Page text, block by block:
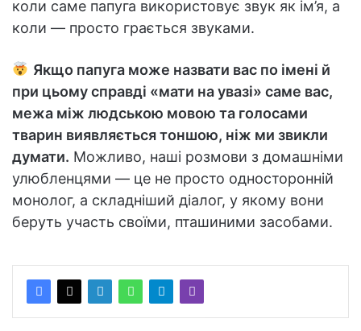
коли саме папуга використовує звук як ім’я, а
коли — просто грається звуками.
Якщо папуга може назвати вас по імені й
при цьому справді «мати на увазі» саме вас,
межа між людською мовою та голосами
тварин виявляється тоншою, ніж ми звикли
думати. Можливо, наші розмови з домашніми
улюбленцями — це не просто односторонній
монолог, а складніший діалог, у якому вони
беруть участь своїми, пташиними засобами.